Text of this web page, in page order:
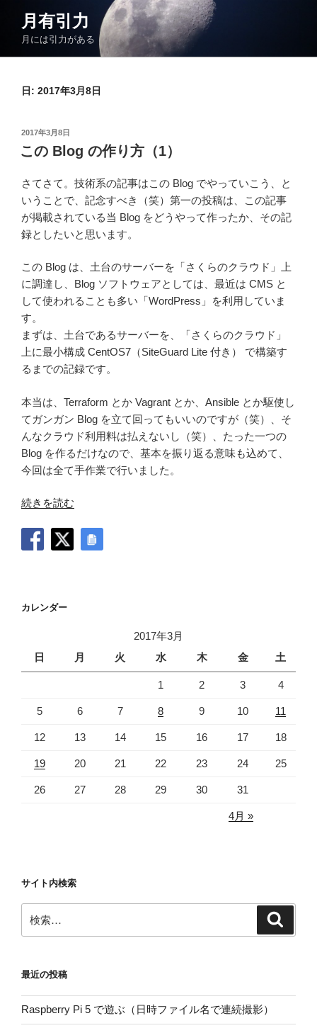
ン
月有引力
月には引力がある
日: 2017年3月8日
投
稿
日:
2017年3月8日
この Blog の作り方（1）
さてさて。技術系の記事はこの Blog でやっていこう、と
いうことで、記念すべき（笑）第一の投稿は、この記事
が掲載されている当 Blog をどうやって作ったか、その記
録としたいと思います。
この Blog は、土台のサーバーを「さくらのクラウド」上
に調達し、Blog ソフトウェアとしては、最近は CMS と
して使われることも多い「WordPress」を利用していま
す。
まずは、土台であるサーバーを、「さくらのクラウド」
上に最小構成 CentOS7（SiteGuard Lite 付き） で構築す
るまでの記録です。
本当は、Terraform とか Vagrant とか、Ansible とか駆使し
てガンガン Blog を立て回ってもいいのですが（笑）、そ
んなクラウド利用料は払えないし（笑）、たった一つの
Blog を作るだけなので、基本を振り返る意味も込めて、
今回は全て手作業で行いました。
“こ
Blog
の
方
続きを読む
カレンダー
2017年3月
日
月 火 水 木 金 土
1 2 3 4
5 6 7 8 9 10 11
12 13 14 15 16 17 18
19 20 21 22 23 24 25
26 27 28 29 30 31
4月 »
サイト内検索
索:
最近の投稿
Raspberry Pi 5 で遊ぶ（日時ファイル名で連続撮影）